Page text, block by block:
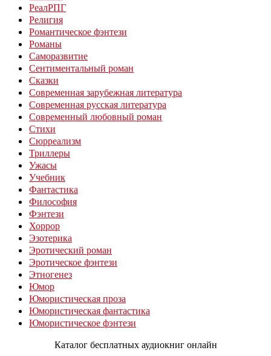
РеалРПГ
Религия
Романтическое фэнтези
Романы
Саморазвитие
Сентиментальный роман
Сказки
Современная зарубежная литература
Современная русская литература
Современный любовный роман
Стихи
Сюрреализм
Триллеры
Ужасы
Учебник
Фантастика
Философия
Фэнтези
Хоррор
Эзотерика
Эротический роман
Эротическое фэнтези
Этногенез
Юмор
Юмористическая проза
Юмористическая фантастика
Юмористическое фэнтези
Каталог бесплатных аудиокниг онлайн